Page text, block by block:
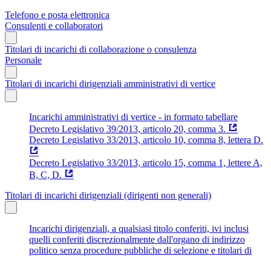
Telefono e posta elettronica
Consulenti e collaboratori
Titolari di incarichi di collaborazione o consulenza
Personale
Titolari di incarichi dirigenziali amministrativi di vertice
Incarichi amministrativi di vertice - in formato tabellare
Decreto Legislativo 39/2013, articolo 20, comma 3.
Decreto Legislativo 33/2013, articolo 10, comma 8, lettera D.
Decreto Legislativo 33/2013, articolo 15, comma 1, lettere A,
B, C, D.
Titolari di incarichi dirigenziali (dirigenti non generali)
Incarichi dirigenziali, a qualsiasi titolo conferiti, ivi inclusi
quelli conferiti discrezionalmente dall'organo di indirizzo
politico senza procedure pubbliche di selezione e titolari di